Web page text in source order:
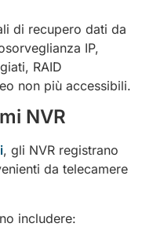
di recupero dati da
IP,
RAID
non più accessibili.
NVR
, gli NVR registrano
da telecamere
includere: